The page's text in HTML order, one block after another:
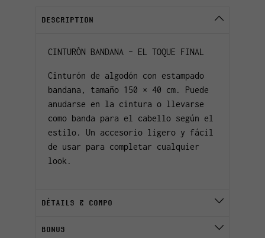
DESCRIPTION
CINTURÓN BANDANA – EL TOQUE FINAL
Cinturón de algodón con estampado
bandana, tamaño 150 × 40 cm. Puede
anudarse en la cintura o llevarse
como banda para el cabello según el
estilo. Un accesorio ligero y fácil
de usar para completar cualquier
look.
DÉTAILS & COMPO
BONUS